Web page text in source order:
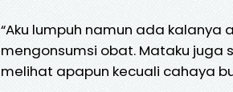
“Aku lumpuh namun ada
mengonsumsi obat. Mataku juga
melihat apapun kecuali cahaya